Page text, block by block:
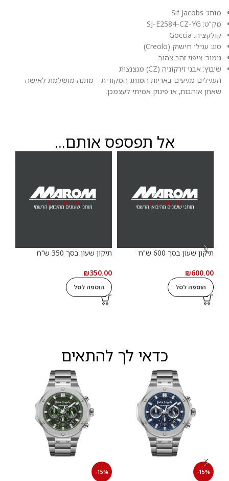
מותג: Sif Jacobs
מק"ט: SJ-E2584-CZ-YG
קולקציה: Goccia
סוג: עגילי חישוק (Creolo)
גימור: ציפוי זהב צהוב
שיבוץ: אבני זירקוניה (CZ) מנצנצות
העגילים מגיעים באריזת המותג המקורית – מתנה מושלמת לאישה
שאתן אוהבות, או פינוק אמיתי לעצמכן.
אל תפספס אותם...
תיקון שעון בסך 600 ש"ח
₪600.00
הוספה לסל
תיקון שעון בסך 350 ש"ח
₪350.00
הוספה לסל
כדאי לך להתאים
-15%
-15%